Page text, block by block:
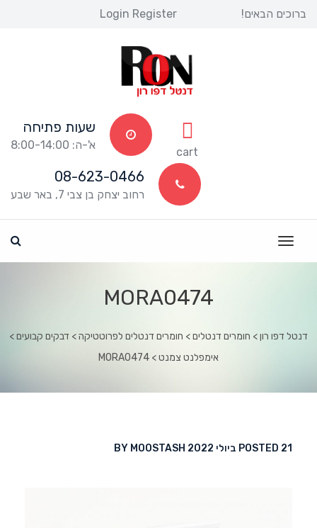
ברוכים הבאים! Login Register
cart
שעות פתיחה
א'-ה: 8:00-14:00
08-623-0466
רחוב יצחק בן צבי 7, באר שבע
MORA0474
דנטל דפו רון > חומרים דנטלים > חומרים דנטלים לפרוטטיקה > דבקים קבועים >
אימפלנט צמנט >
MORA0474
POSTED 21 ביולי 2022 BY MOOSTASH